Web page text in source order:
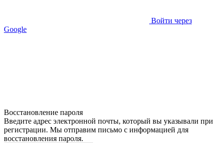
Войти через
Google
Восстановление пароля
Введите адрес электронной почты, который вы указывали при
регистрации. Мы отправим письмо с информацией для
восстановления пароля.